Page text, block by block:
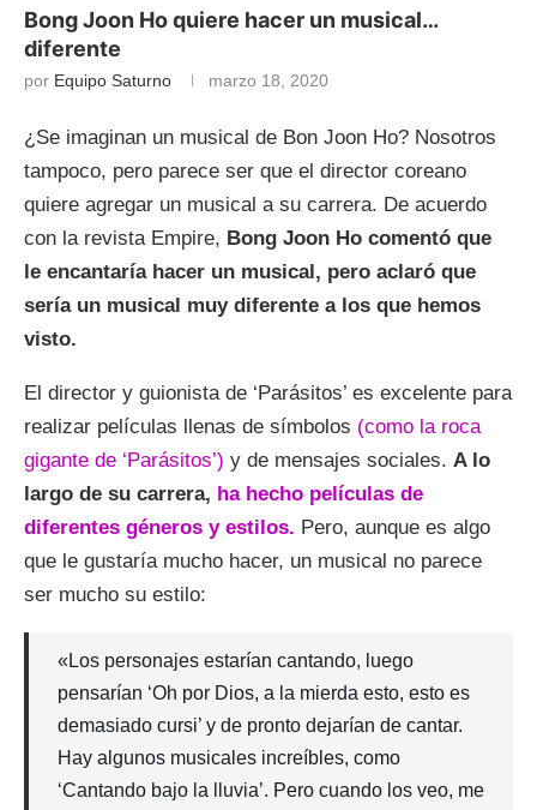
Bong Joon Ho quiere hacer un musical…
diferente
por Equipo Saturno marzo 18, 2020
¿Se imaginan un musical de Bon Joon Ho? Nosotros
tampoco, pero parece ser que el director coreano
quiere agregar un musical a su carrera. De acuerdo
con la revista Empire, Bong Joon Ho comentó que
le encantaría hacer un musical, pero aclaró que
sería un musical muy diferente a los que hemos
visto.
El director y guionista de ‘Parásitos’ es excelente para
realizar películas llenas de símbolos (como la roca
gigante de ‘Parásitos’) y de mensajes sociales. A lo
largo de su carrera, ha hecho películas de
diferentes géneros y estilos. Pero, aunque es algo
que le gustaría mucho hacer, un musical no parece
ser mucho su estilo:
«Los personajes estarían cantando, luego
pensarían ‘Oh por Dios, a la mierda esto, esto es
demasiado cursi’ y de pronto dejarían de cantar.
Hay algunos musicales increíbles, como
‘Cantando bajo la lluvia’. Pero cuando los veo, me